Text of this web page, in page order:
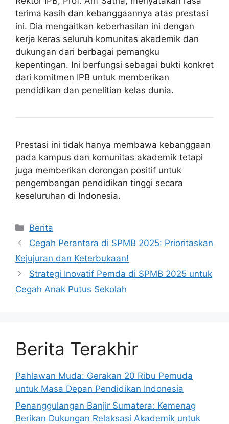
terima kasih dan kebanggaannya atas prestasi
ini. Dia mengaitkan keberhasilan ini dengan
kerja keras seluruh komunitas akademik dan
dukungan dari berbagai pemangku
kepentingan. Ini berfungsi sebagai bukti konkret
dari komitmen IPB untuk memberikan
pendidikan dan penelitian kelas dunia.
Prestasi ini tidak hanya membawa kebanggaan
pada kampus dan komunitas akademik tetapi
juga memberikan dorongan positif untuk
pengembangan pendidikan tinggi secara
keseluruhan di Indonesia.
Kategori
Berita
Cegah Perantara di SPMB 2025: Prioritaskan
Kejujuran dan Keterbukaan!
Strategi Inovatif Pemda di SPMB 2025 untuk
Cegah Anak Putus Sekolah
Berita Terakhir
Pahlawan Muda: Gerakan 20 Ribu Pemuda
untuk Masa Depan Pendidikan Indonesia
Penanggulangan Banjir Sumatera: Kemenag
Berikan Dukungan Relaksasi Akademik untuk